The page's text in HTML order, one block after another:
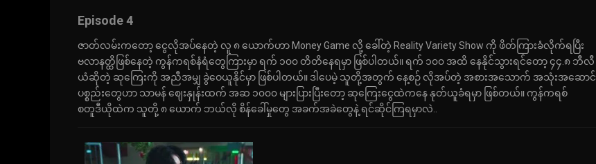
Episode 4
ဇာတ်လမ်းကတော့ ငွေလိုအပ်နေတဲ့ လူ ၈ ယောက်ဟာ Money Game လို့ ခေါ်တဲ့ Reality Variety Show ကို ဖိတ်ကြားခံလိုက်ရပြီး
ဗလာနတ္ထိဖြစ်‌နေတဲ့ ကွန်ကရစ်နံရံတွေကြားမှာ ရက် ၁၀၀ တိတိနေရမှာ ဖြစ်ပါတယ်။ ရက် ၁၀၀ အထိ နေနိုင်သွားရင်တော့ ၄၄.၈ ဘီလီ
ယံဆိုတဲ့ ဆုကြေးကို အညီအမျှ ခွဲဝေယူနိုင်မှာ ဖြစ်ပါတယ်။ ဒါပေမဲ့ သူတို့အတွက် နေ့စဉ် လိုအပ်တဲ့ အစားအသောက် အသုံးအဆောင်
ပစ္စည်းတွေဟာ သာမန် ဈေးနှုန်းထက် အဆ ၁၀၀၀ များပြားပြီးတော့ ဆုကြေး‌ငွေထဲကနေ နုတ်ယူခံရမှာ ဖြစ်တယ်။ ကွန်ကရစ်
စတူဒီယိုထဲက သူတို့ ၈ ယောက် ဘယ်လို စိန်ခေါ်မှုတွေ အခက်အခဲတွေနဲ့ ရင်ဆိုင်ကြရမှာလဲ..